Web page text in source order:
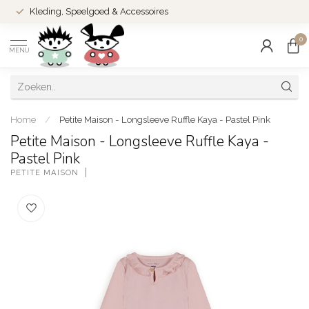
Kleding, Speelgoed & Accessoires
MENU
0
Home / Petite Maison - Longsleeve Ruffle Kaya - Pastel Pink
Petite Maison - Longsleeve Ruffle Kaya -
Pastel Pink
PETITE MAISON